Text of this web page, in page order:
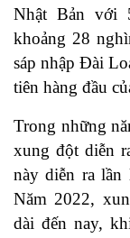
Nhật Bản với
khoảng 28
sáp nhập Đài
tiên hàng đầu
Trong những
xung đột diễn
này diễn ra lần
Năm 2022,
dài đến nay,